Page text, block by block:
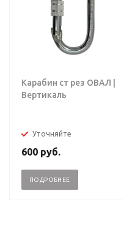
Карабин ст рез ОВАЛ |
Вертикаль
Уточняйте
600 руб.
ПОДРОБНЕЕ